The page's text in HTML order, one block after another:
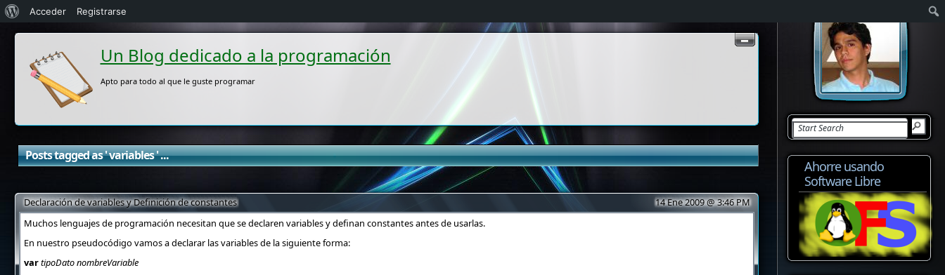
Un Blog dedicado a la programación
Apto para todo al que le guste programar
Posts tagged as ' variables ' ...
Declaración de variables y Definición de constantes
14 Ene 2009 @ 3:46 PM
Muchos lenguajes de programación necesitan que se declaren variables y definan constantes antes de usarlas.
En nuestro pseudocódigo vamos a declarar las variables de la siguiente forma:
vartipoDato nombreVariable
Ahorre usando
Software Libre
Acerca
de
WordPress
Acceder Registrarse